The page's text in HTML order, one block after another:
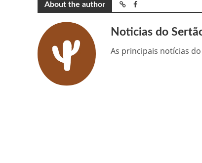
About the author
Noticias do
As principais notícias